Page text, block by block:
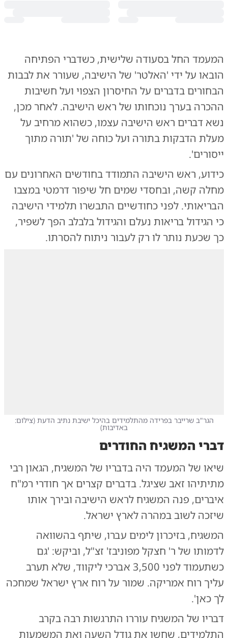
המעמד החל בסעודה שלישית, כשדברי הפתיחה
הובאו על ידי 'האלטר' של הישיבה, שעורר את לבבות
הבחורים בדברים על החיסרון הצפוי ועל חשיבות
ההכרה בערך נוכחותו של ראש הישיבה. לאחר מכן,
נשא דברים ראש הישיבה עצמו, כשהוא מרחיב על
מעלת הדבקות בתורה ועל כוחה של 'תורה מתוך
ייסורים'.
כידוע, ראש הישיבה התמודד בחודשים האחרונים עם
מחלה קשה, ובחסדי שמים חל שיפור דרמטי במצבו
הבריאותי. לפני כחודשיים התבשרו תלמידי הישיבה
כי הגידול בריאות נעלם והגידול בלבלב הפך לשפיר,
כך שכעת נותר לו רק לעבור ניתוח להסרתו.
הגר"ב שרייבר בפרידה מהתלמידים בהיכל ישיבת נתיב הדעת (צילום:
באדיבות)
דברי המשגיח החודרים
שיאו של המעמד היה בדבריו של המשגיח, הגאון רבי
מתיתיהו זאב שציגל. בדברים קצרים אך חודרי רמ"ח
איברים, פנה המשגיח לראש הישיבה ובירך אותו
שיזכה לשוב במהרה לארץ ישראל.
המשגיח, בזיכרון לימים עברו, שיתף בהשוואה
לדמותו של ר' חצקל מפוניבז' זצ"ל, וביקש: 'גם
כשתעמוד לפני 3,500 אברכי ליקווד, שלא תערב
עליך רוח אמריקה. שמור על רוח ארץ ישראל שמחכה
לך כאן'.
דבריו של המשגיח עוררו התרגשות רבה בקרב
התלמידים, שחשו את גודל השעה ואת המשמעות